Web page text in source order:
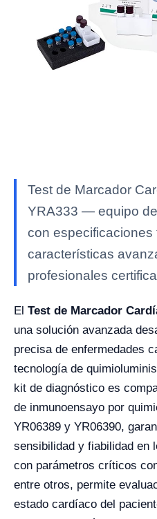
Test de Marcador
YRA333 — equipo
con especificaciones
características
profesionales
El Test de Marcador
una solución avanzada
precisa de enfermedades
tecnología de
kit de diagnóstico es
de inmunoensayo por
YR06389 y YR06390,
sensibilidad y fiabilidad en
con parámetros críticos
entre otros, permite
estado cardíaco del